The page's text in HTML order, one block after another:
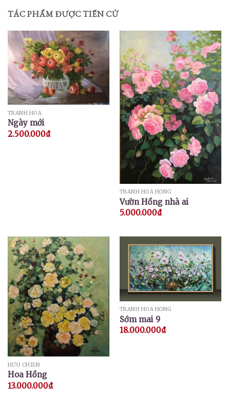
TÁC PHẨM ĐƯỢC TIẾN CỬ
TRANH HOA
Ngày mới
2.500.000₫
TRANH HOA HỒNG
Vườn Hồng nhà ai
5.000.000₫
HỮU CHIẾN
Hoa Hồng
13.000.000₫
TRANH HOA HỒNG
Sớm mai 9
18.000.000₫